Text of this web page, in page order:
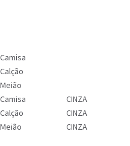
Camisa
Calção
Meião
Camisa
CINZA
Calção
CINZA
Meião
CINZA